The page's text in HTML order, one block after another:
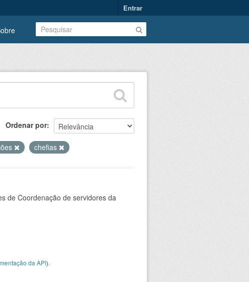
Entrar
Ordenar por
chefias
de Coordenação de servidores da
da API).